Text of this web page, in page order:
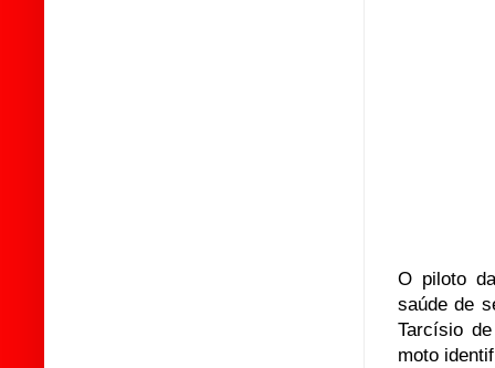
O piloto
saúde de
Tarcísio
moto